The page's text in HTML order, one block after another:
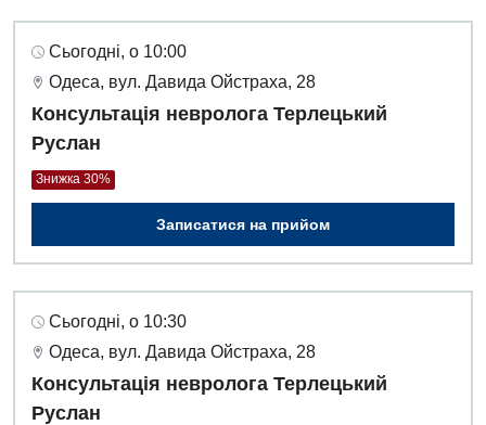
Сьогодні, о 10:00
Одеса, вул. Давида Ойстраха, 28
Консультація невролога Терлецький
Руслан
Знижка 30%
Записатися на прийом
Сьогодні, о 10:30
Одеса, вул. Давида Ойстраха, 28
Консультація невролога Терлецький
Руслан